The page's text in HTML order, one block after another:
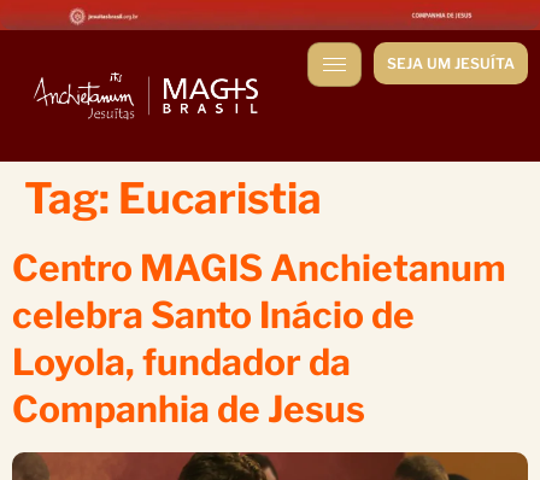
SEJA UM JESUÍTA
Tag: Eucaristia
Centro MAGIS Anchietanum
celebra Santo Inácio de
Loyola, fundador da
Companhia de Jesus